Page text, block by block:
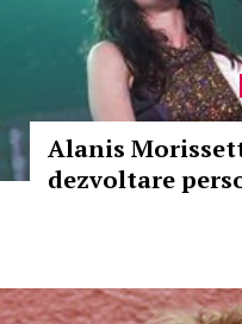
Alanis
dezvoltare